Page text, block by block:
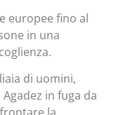
europee fino al
in una
di uomini,
in fuga da